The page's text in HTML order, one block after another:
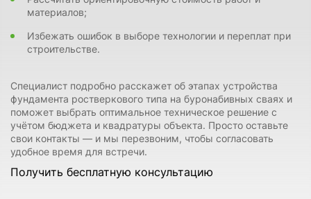
материалов;
Избежать ошибок в выборе технологии и переплат при
строительстве.
Специалист подробно расскажет об этапах устройства
фундамента ростверкового типа на буронабивных сваях и
поможет выбрать оптимальное техническое решение с
учётом бюджета и квадратуры объекта. Просто оставьте
свои контакты — и мы перезвоним, чтобы согласовать
удобное время для встречи.
Получить бесплатную консультацию